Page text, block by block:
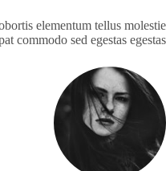
elementum tellus molestie
commodo sed egestas egestas.